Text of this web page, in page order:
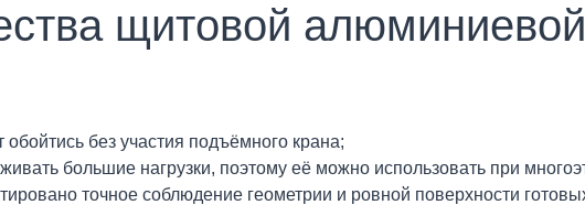
щитовой
без участия подъёмного крана;
большие нагрузки, поэтому её можно использовать при
точное соблюдение геометрии и ровной поверхности